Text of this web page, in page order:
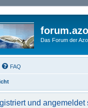
Das Forum der
FAQ
und